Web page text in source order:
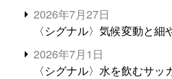
2026年7月27日
〈シグナル〉気候変動と細
2026年7月1日
〈シグナル〉水を飲むサッ